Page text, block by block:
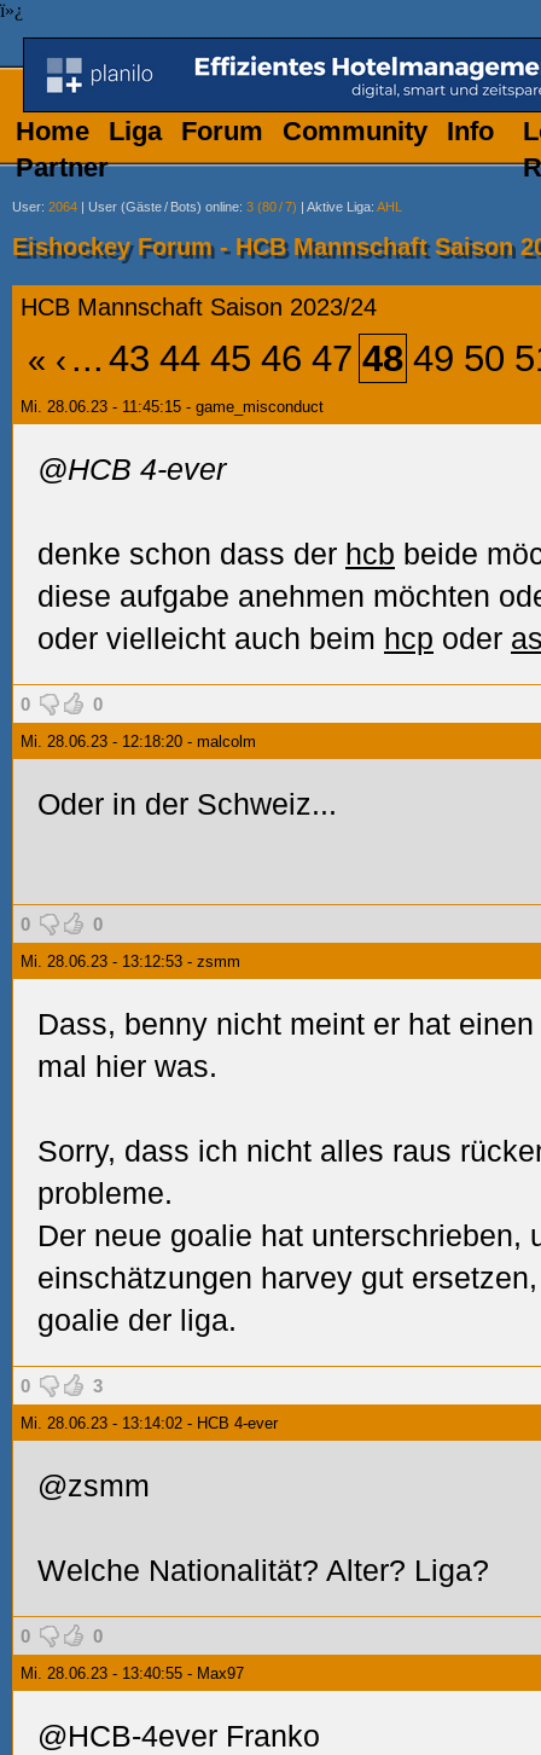
ï»¿
Home Liga Forum Community
Info
Partner
User: 2064 | User (Gäste/ Bots) online: 3 (80/7) | Aktive Liga: AHL
Eishockey Forum - HCB Mannschaft Saison
HCB Mannschaft Saison 2023/24
« ‹ ... 43 44 45 46 47 48 49 50
Mi. 28.06.23 - 11:45:15 - game_misconduct
@HCB 4-ever
denke schon dass der hcb beide
diese aufgabe anehmen möchten
oder vielleicht auch beim hcp oder
0 0
Mi. 28.06.23 - 12:18:20 - malcolm
Oder in der Schweiz...
0 0
Mi. 28.06.23 - 13:12:53 - zsmm
Dass, benny nicht meint er hat
mal hier was.
Sorry, dass ich nicht alles raus
probleme.
Der neue goalie hat unterschrieben,
einschätzungen harvey gut
goalie der liga.
0 3
Mi. 28.06.23 - 13:14:02 - HCB 4-ever
@zsmm
Welche Nationalität? Alter? Liga?
0 0
Mi. 28.06.23 - 13:40:55 - Max97
@HCB-4ever Franko